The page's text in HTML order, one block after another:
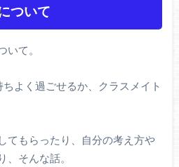
ついて
いて。
よく過ごせるか、クラスメイト
てもらったり、自分の考え方や
、そんな話。